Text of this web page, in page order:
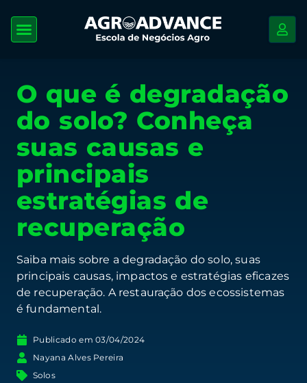
O que é degradação
do solo? Conheça
suas causas e
principais
estratégias de
recuperação
Saiba mais sobre a degradação do solo, suas
principais causas, impactos e estratégias eficazes
de recuperação. A restauração dos ecossistemas
é fundamental.
Publicado em 03/04/2024
Nayana Alves Pereira
Solos